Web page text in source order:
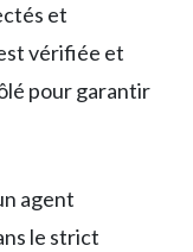
et
vérifiée et
pour garantir
agent
le strict